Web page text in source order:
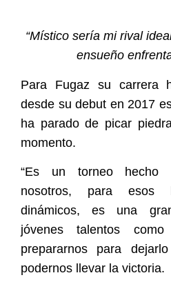
“Místico sería mi rival
ensueño
Para Fugaz su carrera
desde su debut en 2017
ha parado de picar
momento.
“Es un torneo hecho
nosotros, para esos
dinámicos, es una
jóvenes talentos
prepararnos para
podernos llevar la victoria.